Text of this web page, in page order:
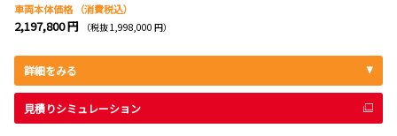
車両本体価格 （消費税込）
2,197,800 円 （税抜 1,998,000 円）
詳細をみる
見積りシミュレーション